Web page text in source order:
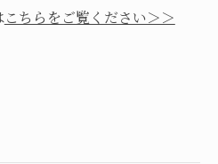
こちらをご覧ください＞＞